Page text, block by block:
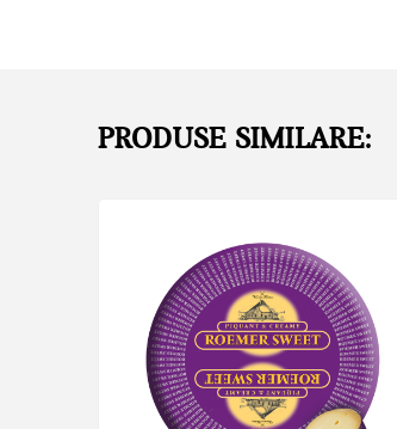
PRODUSE SIMILARE: